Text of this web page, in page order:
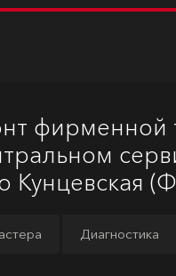
фирменной
Кунцевская
Диагностика